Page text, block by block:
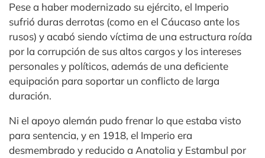
Pese a haber modernizado su ejército, el Imperio
sufrió duras derrotas (como en el Cáucaso ante los
rusos) y acabó siendo víctima de una estructura roída
por la corrupción de sus altos cargos y los intereses
personales y políticos, además de una deficiente
equipación para soportar un conflicto de larga
duración.
Ni el apoyo alemán pudo frenar lo que estaba visto
para sentencia, y en 1918, el Imperio era
desmembrado y reducido a Anatolia y Estambul por